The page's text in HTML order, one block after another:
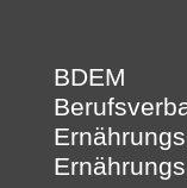
BDEM